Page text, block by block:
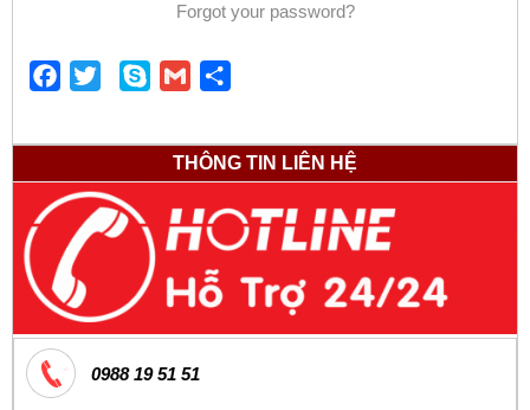
Forgot your password?
Facebook
Twitter Skype Gmail
THÔNG TIN LIÊN HỆ
0988 19 51 51